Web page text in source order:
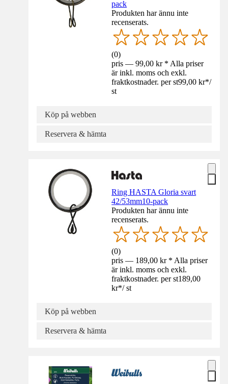
pack
Produkten har ännu inte
recenserats.
(0)
pris — 99,00 kr * Alla priser
är inkl. moms och exkl.
fraktkostnader. per st99,00 kr*/
st
Köp på webben
Reservera & hämta
Ring HASTA Gloria svart
42/53mm10-pack
Produkten har ännu inte
recenserats.
(0)
pris — 189,00 kr * Alla priser
är inkl. moms och exkl.
fraktkostnader. per st189,00
kr*/ st
Köp på webben
Reservera & hämta